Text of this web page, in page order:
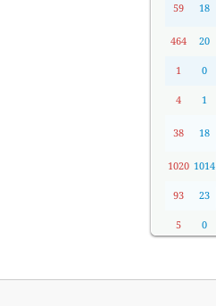
18
59
20
464
0
1
1
4
18
38
1014
1020
23
93
0
5